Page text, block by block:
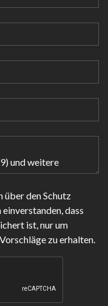
über den Schutz
dass
ist, nur um
zu erhalten.